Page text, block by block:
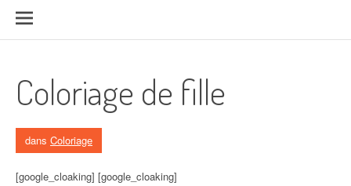
Coloriage de fille
dans Coloriage
[google_cloaking] [google_cloaking]